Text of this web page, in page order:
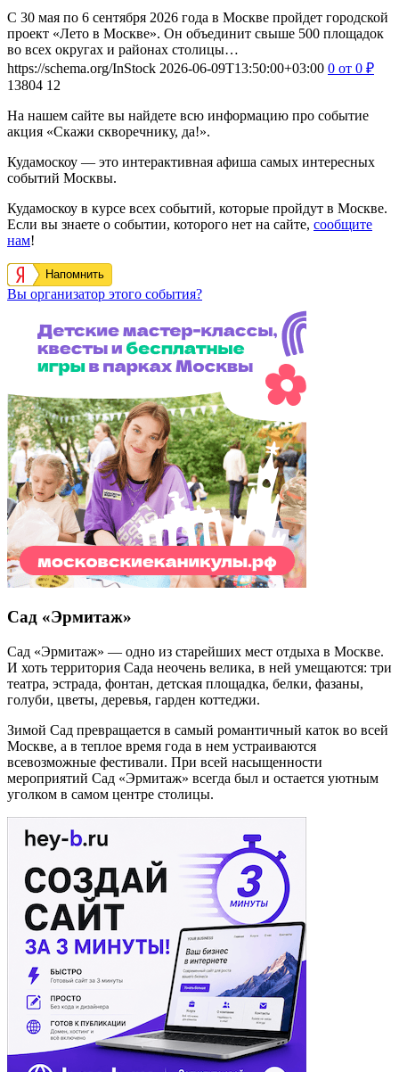
С 30 мая по 6 сентября 2026 года в Москве пройдет городской
проект «Лето в Москве». Он объединит свыше 500 площадок
во всех округах и районах столицы…
https://schema.org/InStock 2026-06-09T13:50:00+03:00 0 от 0 ₽
13804 12
На нашем сайте вы найдете всю информацию про событие
акция «Скажи скворечнику, да!».
Кудамоскоу — это интерактивная афиша самых интересных
событий Москвы.
Кудамоскоу в курсе всех событий, которые пройдут в Москве.
Если вы знаете о событии, которого нет на сайте, сообщите
нам!
Напомнить
Вы организатор этого события?
Сад «Эрмитаж»
Сад «Эрмитаж» — одно из старейших мест отдыха в Москве.
И хоть территория Сада неочень велика, в ней умещаются: три
театра, эстрада, фонтан, детская площадка, белки, фазаны,
голуби, цветы, деревья, гарден коттеджи.
Зимой Сад превращается в самый романтичный каток во всей
Москве, а в теплое время года в нем устраиваются
всевозможные фестивали. При всей насыщенности
мероприятий Сад «Эрмитаж» всегда был и остается уютным
уголком в самом центре столицы.